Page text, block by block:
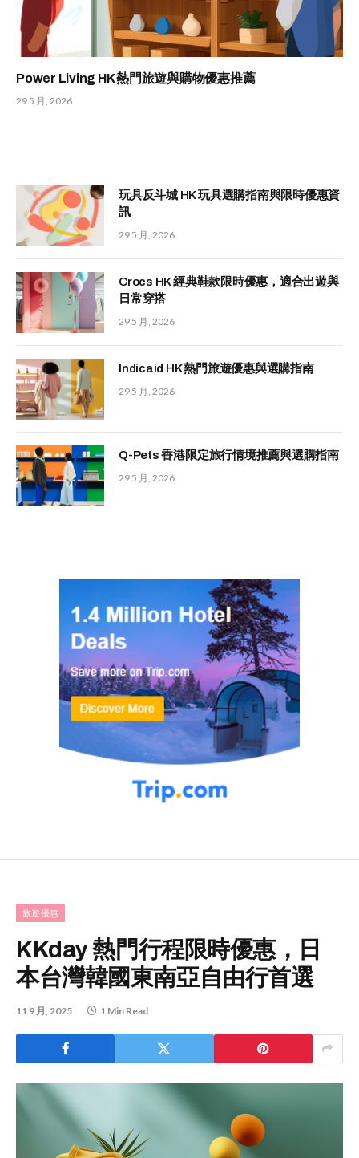
Power Living HK 熱門旅遊與購物優惠推薦
29 5 月, 2026
玩具反斗城 HK 玩具選購指南與限時優惠資
訊
29 5 月, 2026
Crocs HK 經典鞋款限時優惠，適合出遊與
日常穿搭
29 5 月, 2026
Indicaid HK 熱門旅遊優惠與選購指南
29 5 月, 2026
Q-Pets 香港限定旅行情境推薦與選購指南
29 5 月, 2026
旅遊優惠
KKday 熱門行程限時優惠，日
本台灣韓國東南亞自由行首選
11 9 月, 2025 1 Min Read